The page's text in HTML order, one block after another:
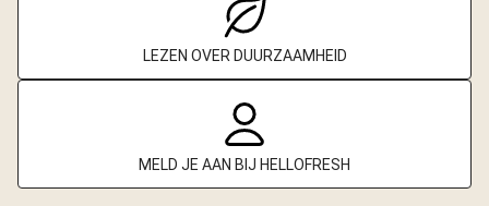
LEZEN OVER DUURZAAMHEID
MELD JE AAN BIJ HELLOFRESH